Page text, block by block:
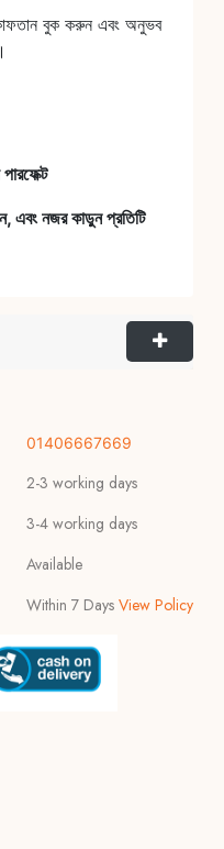
বুক করুন এবং অনুভব
এবং নজর কাড়ুন প্রতিটি
01406667669
2-3 working days
3-4 working days
Available
Within 7 Days View Policy